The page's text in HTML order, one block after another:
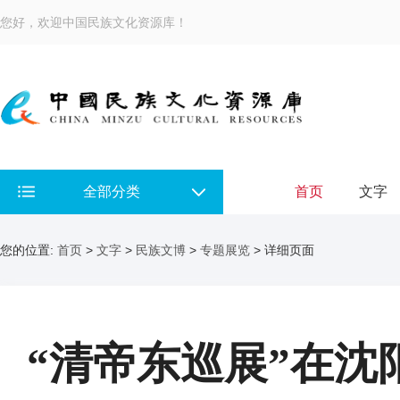
您好，欢迎中国民族文化资源库！
全部分类 首页 文字
您的位置: 首页 > 文字 > 民族文博 > 专题展览 > 详细页面
“清帝东巡展”在沈